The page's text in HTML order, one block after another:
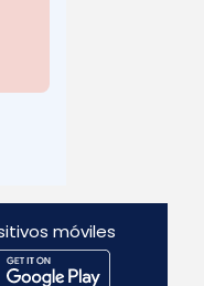
móviles